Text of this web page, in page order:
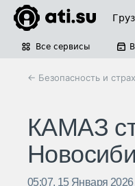
Все сервисы
← Безопасность и
КАМАЗ
05:07, 15 Января 2026